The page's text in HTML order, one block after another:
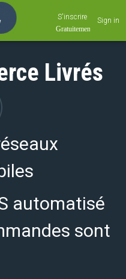
Livrés
automatisé
sont
S'inscrire Sign in